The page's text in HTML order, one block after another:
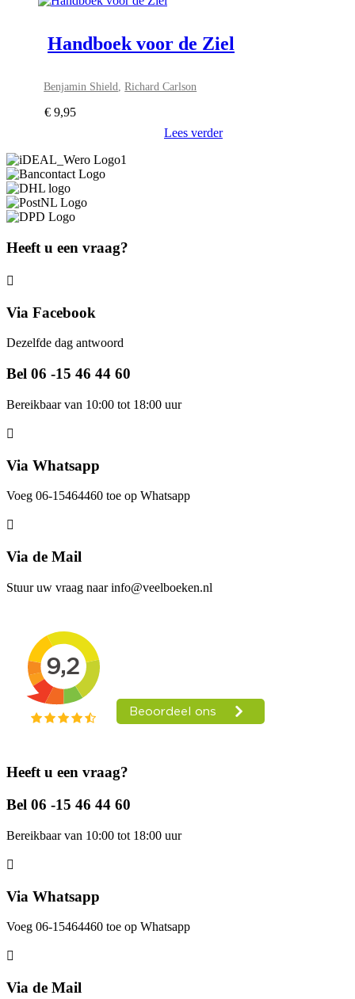
Handboek voor de Ziel
Benjamin Shield,Richard Carlson
€ 9,95
Lees verder
Heeft u een vraag?
Via Facebook
Dezelfde dag antwoord
Bel 06 -15 46 44 60
Bereikbaar van 10:00 tot 18:00 uur
Via Whatsapp
Voeg 06-15464460 toe op Whatsapp
Via de Mail
Stuur uw vraag naar info@veelboeken.nl
Heeft u een vraag?
Bel 06 -15 46 44 60
Bereikbaar van 10:00 tot 18:00 uur
Via Whatsapp
Voeg 06-15464460 toe op Whatsapp
Via de Mail